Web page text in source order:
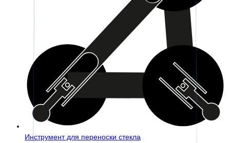
Инструмент для переноски стекла